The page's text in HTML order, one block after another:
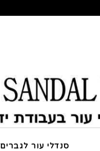
סנדלי עור לגברים